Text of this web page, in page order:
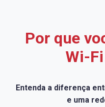
Por que
Wi-
Entenda a diferença
e uma